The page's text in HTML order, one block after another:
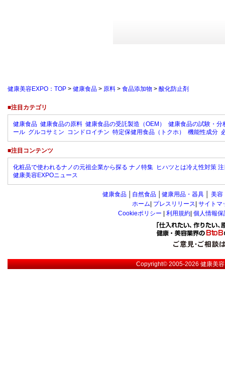
健康美容EXPO：TOP > 健康食品 > 原料 > 食品添加物 > 酸化防止剤
■注目カテゴリ
健康食品 健康食品の原料 健康食品の受託製造（OEM）
健康食品の試験・分
ール グルコサミン コンドロイチン 特定保健用食品（トクホ） 機能性成分
■注目コンテンツ
化粧品で使われるナノの元祖企業から探る ナノ特集 ヒハツとは冷え性対策
健康美容EXPOニュース
健康食品 自然食品 健康用品・器具 美容
ホーム プレスリリース サイトマ
Cookieポリシー
利用規約 個人情報
Copyright© 2005-2026健康美